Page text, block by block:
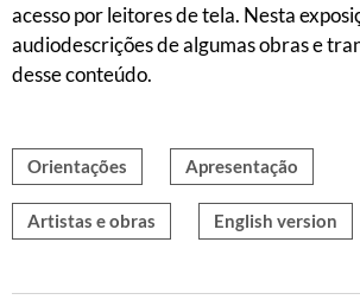
acesso por leitores de tela. Nesta
audiodescrições de algumas obras e
desse conteúdo.
Orientações Apresentação
Artistas e obras English version